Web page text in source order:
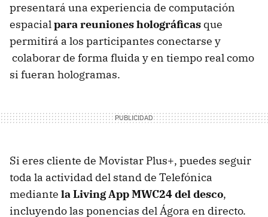
presentará una experiencia de computación
espacialpara reuniones holográficas que
permitirá a los participantes conectarse y
colaborar de forma fluida y en tiempo real como
si fueran hologramas.
Si eres cliente de Movistar Plus+, puedes seguir
toda la actividad del stand de Telefónica
mediante la Living App MWC24 del desco,
incluyendo las ponencias del Ágora en directo.